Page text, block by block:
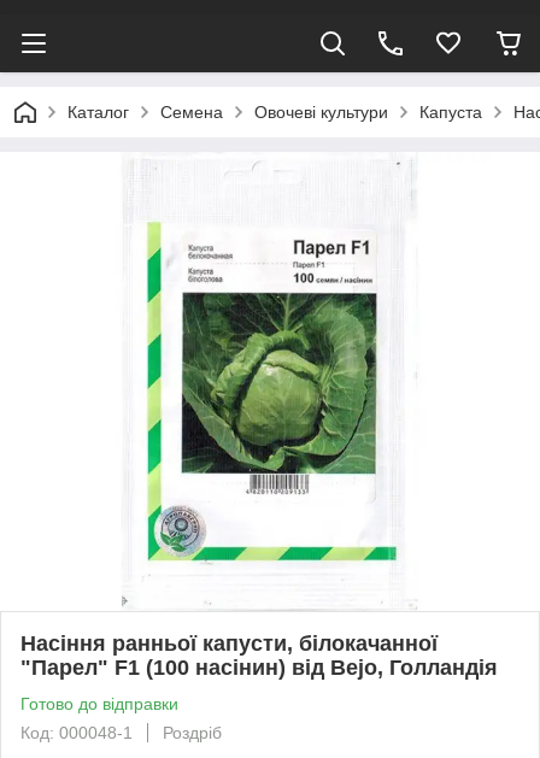
Каталог Семена Овочеві культури Капуста
Насіння ранньої капусти, білокачанної
"Парел" F1 (100 насінин) від Bejo, Голландія
Готово до відправки
Код: 000048-1
Роздріб